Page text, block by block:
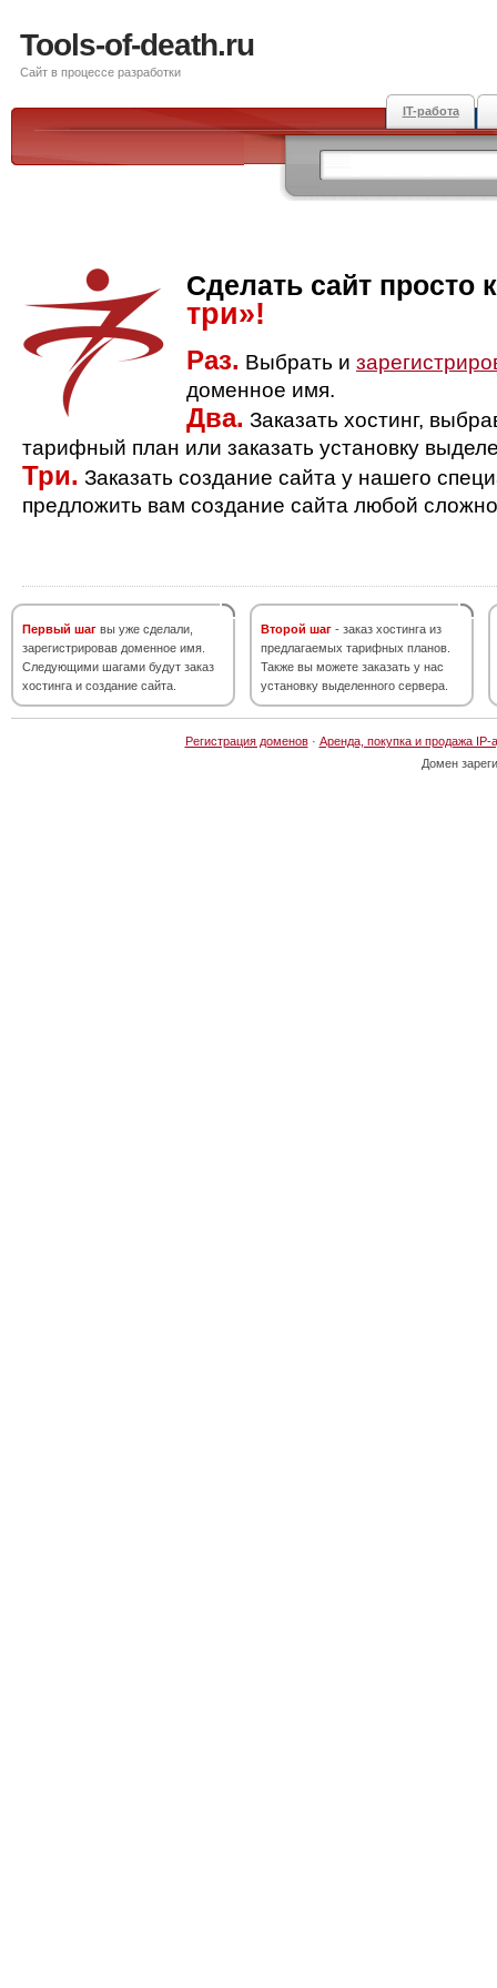
Tools-of-death.ru
Сайт в процессе разработки
IT-работа
Сделать сайт просто
три»!
Раз. Выбрать и
доменное имя.
Два. Заказать хостинг,
тарифный план или заказать установку
Три. Заказать создание сайта у нашего
предложить вам создание сайта любой
Первый шаг вы уже сделали,
зарегистрировав доменное имя.
Следующими шагами будут заказ
хостинга и создание сайта.
Второй шаг - заказ хостинга из
предлагаемых тарифных планов.
Также вы можете заказать у нас
установку выделенного сервера.
Регистрация доменов· Аренда, покупка и продажа IP-
Домен